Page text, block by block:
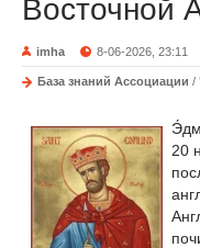
Восточной
imha 8-06-2026, 23:11
База знаний Ассоциации /
20